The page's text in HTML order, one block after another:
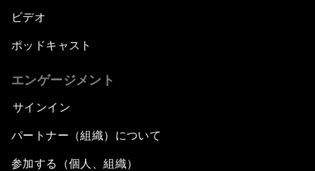
ビデオ
ポッドキャスト
エンゲージメント
サインイン
パートナー（組織）について
参加する（個人、組織）